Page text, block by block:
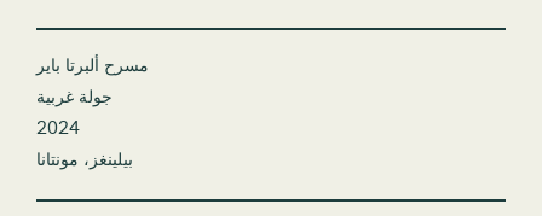
مسرح ألبرتا باير
جولة غربية
2024
بيلينغز، مونتانا